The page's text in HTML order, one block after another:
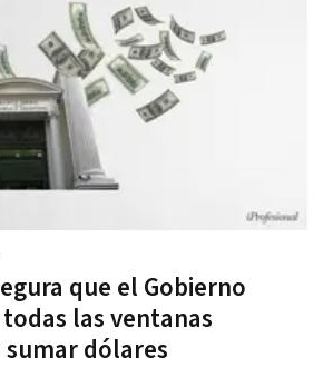
que el Gobierno
las ventanas
dólares